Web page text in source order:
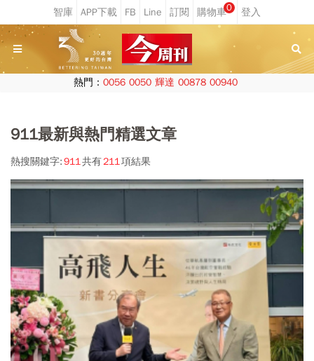
0
熱門： 0056 0050 輝達 00878 00940
911最新與熱門精選文章
熱搜關鍵字:911共有211項結果